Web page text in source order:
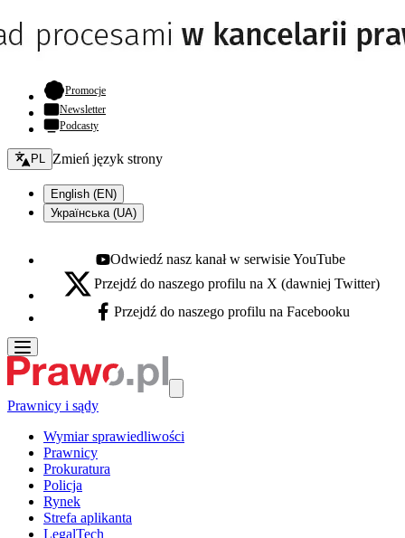
Promocje- otwiera się w nowej karcie
Newsletter
Podcasty
Zmień język - bieżący:
PL Zmień język strony
English (EN)
Українська (UA)
Youtube - otwiera się w nowej karcie
Odwiedź nasz kanał w serwisie YouTube
X - otwiera się w nowej karcie
Przejdź do naszego profilu na X (dawniej Twitter)
Facebook - otwiera się w nowej karcie
Przejdź do naszego profilu na Facebooku
Prawnicy i sądy
Wymiar sprawiedliwości
Prawnicy
Prokuratura
Policja
Rynek
Strefa aplikanta
LegalTech